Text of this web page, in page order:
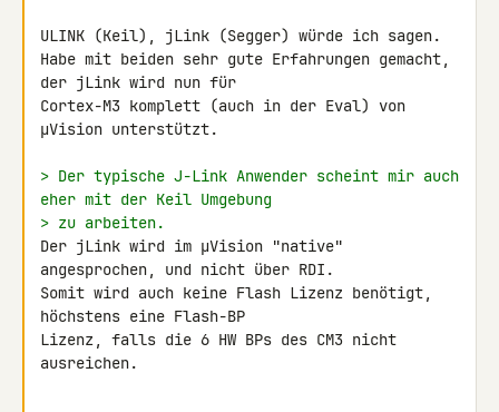
ULINK (Keil), jLink (Segger) würde ich sagen.
Habe mit beiden sehr gute Erfahrungen gemacht,
der jLink wird nun für
Cortex-M3 komplett (auch in der Eval) von
µVision unterstützt.
> Der typische J-Link Anwender scheint mir auch
eher mit der Keil Umgebung
> zu arbeiten.
Der jLink wird im µVision "native"
angesprochen, und nicht über RDI.
Somit wird auch keine Flash Lizenz benötigt,
höchstens eine Flash-BP
Lizenz, falls die 6 HW BPs des CM3 nicht
ausreichen.